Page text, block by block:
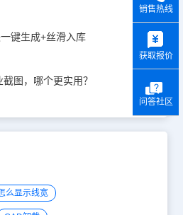
键生成+丝滑入库
图，哪个更实用？
么显示线宽
销售热线
获取报价
问答社区